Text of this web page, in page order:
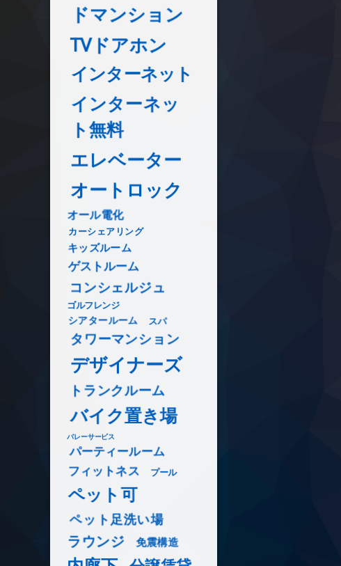
ドマンション
TVドアホン
インターネット
インターネッ
ト無料
エレベーター
オートロック
オール電化
カーシェアリング
キッズルーム
ゲストルーム
コンシェルジュ
ゴルフレンジ
シアタールーム スパ
タワーマンション
デザイナーズ
トランクルーム
バイク置き場
バレーサービス
パーティールーム
フィットネス プール
ペット可
ペット足洗い場
ラウンジ 免震構造